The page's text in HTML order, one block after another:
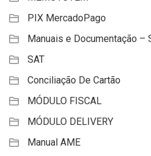
PIX MercadoPago
Manuais e Documentação –
SAT
Conciliação De Cartão
MÓDULO FISCAL
MÓDULO DELIVERY
Manual AME